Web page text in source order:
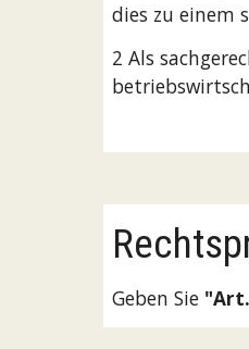
dies zu einem
2 Als
Geben Sie